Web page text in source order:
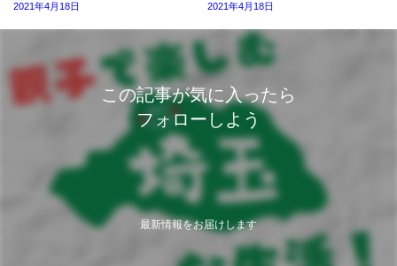
2021年4月18日 2021年4月18日
この記事が気に入ったら
フォローしよう
最新情報をお届けします